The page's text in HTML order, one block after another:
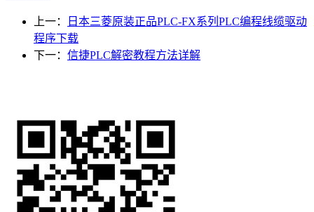
上一：
日本三菱原装正品PLC-FX系列PLC编程线缆驱动
程序下载
下一： 信捷PLC解密教程方法详解